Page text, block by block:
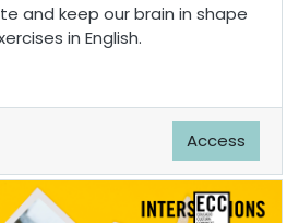
and keep our brain in shape
in English.
Access